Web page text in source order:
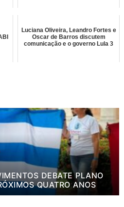
Luciana Oliveira, Leandro Fortes e
Oscar de Barros discutem
comunicação e o governo Lula 3
DEBATE PLANO
QUATRO ANOS